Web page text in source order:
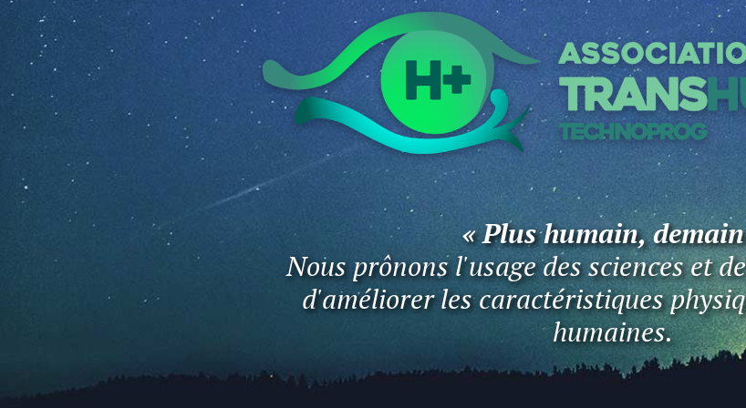
« Plus humain,
Nous prônons l'usage des sciences et
d'améliorer les caractéristiques
humaines.